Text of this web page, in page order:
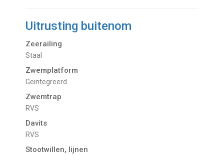
Uitrusting buitenom
Zeerailing
Staal
Zwemplatform
Geintegreerd
Zwemtrap
RVS
Davits
RVS
Stootwillen, lijnen